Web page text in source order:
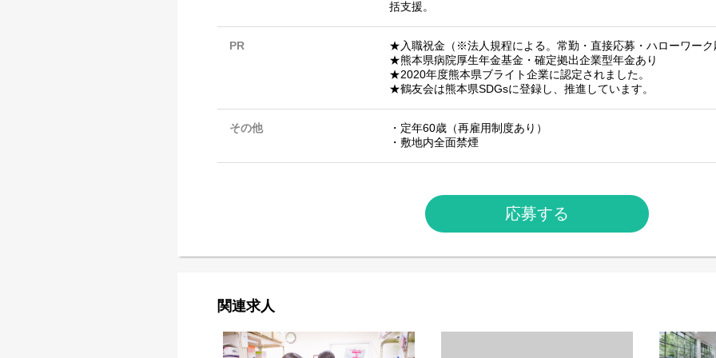
括支援。
PR
★入職祝金（※法人規程による。常勤・直接応募・ハローワーク
★熊本県病院厚生年金基金・確定拠出企業型年金あり
★2020年度熊本県ブライト企業に認定されました。
★鶴友会は熊本県SDGsに登録し、推進しています。
その他
・定年60歳（再雇用制度あり）
・敷地内全面禁煙
応募する
関連求人